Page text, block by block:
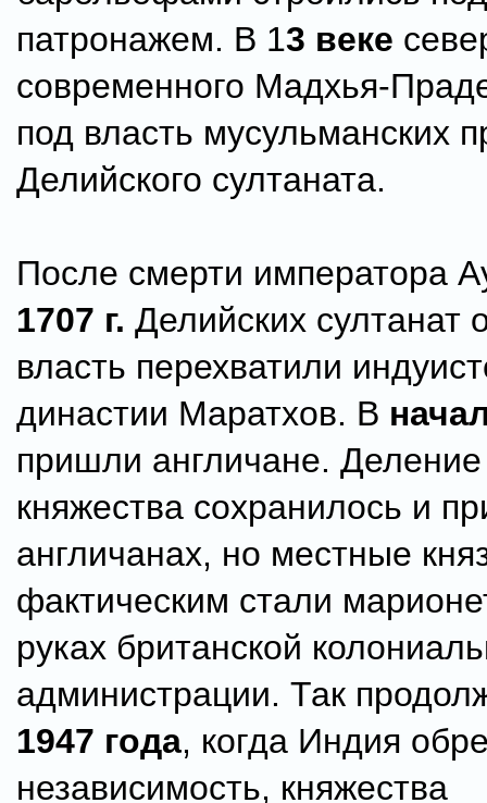
патронажем. В 13 веке
современного Мадхья-
под власть мусульманских
Делийского султаната.
После смерти императора
1707 г. Делийских султанат
власть перехватили
династии Маратхов. В
пришли англичане.
княжества сохранилось и
англичанах, но местные
фактическим стали
руках британской
администрации. Так
1947 года, когда Индия
независимость, княжества